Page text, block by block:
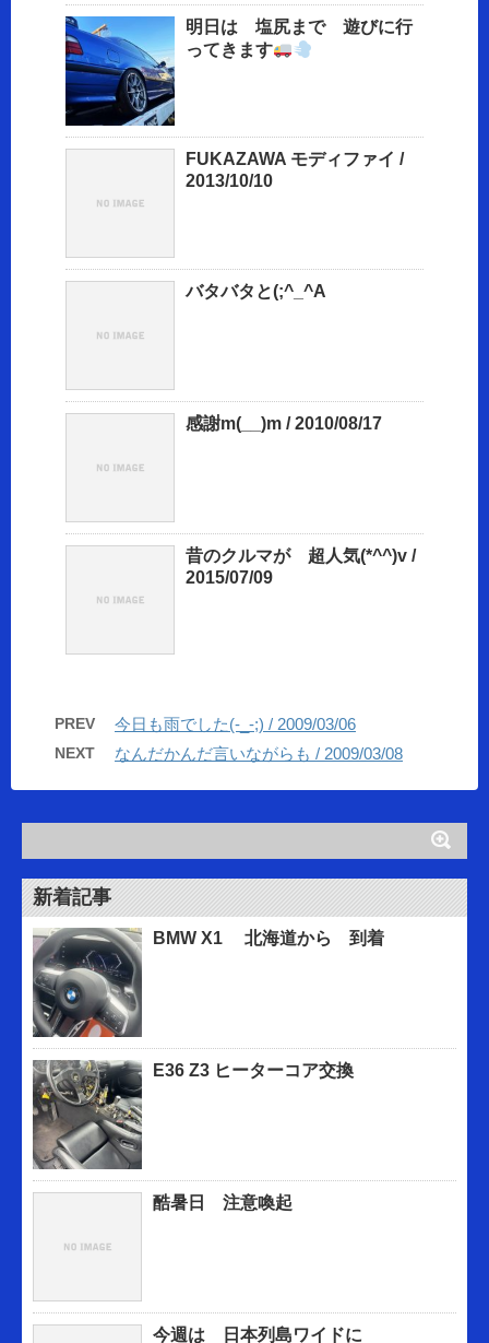
明日は 塩尻まで 遊びに行
ってきます
FUKAZAWA モディファイ /
2013/10/10
バタバタと(;^_^A
感謝m(__)m / 2010/08/17
昔のクルマが 超人気(*^^)v /
2015/07/09
PREV 今日も雨でした(-_-;) / 2009/03/06
NEXT なんだかんだ言いながらも / 2009/03/08
新着記事
BMW X1 北海道から 到着
E36 Z3 ヒーターコア交換
酷暑日 注意喚起
今週は 日本列島ワイドに